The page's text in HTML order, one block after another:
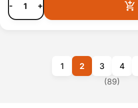
- +
(89)
1 2 3 4